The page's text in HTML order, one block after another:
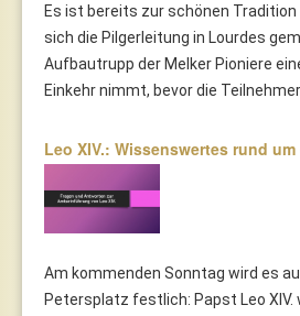
Es ist bereits zur schönen
sich die Pilgerleitung in Lourdes
Aufbautrupp der Melker Pioniere
Einkehr nimmt, bevor die Teilnehmer
Leo XIV.: Wissenswertes rund
Am kommenden Sonntag wird es
Petersplatz festlich: Papst Leo XIV.